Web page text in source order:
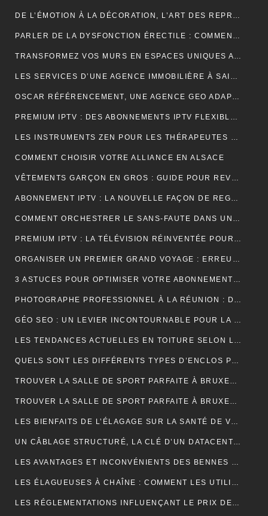
DE L’ÉMOTION À LA DÉCORATION, L’ART DES REPRODUCTIONS QUI DONNENT VIE À VOS MURS
PARLER DE LA DYSFONCTION ÉRECTILE : COMMENT BRISER LE TABOU ?
TRANSFORMEZ VOS MURS EN ESPACES UNIQUES AVEC UN STICKERS PERSONNALISÉ C-STICKERS
LES SERVICES D’UNE AGENCE IMMOBILIÈRE À SAINT-CYR-SUR-MER EXPLIQUÉS EN DÉTAIL
OSCAR RÉFÉRENCEMENT, UNE AGENCE GEO ADAPTÉE AUX MOTEURS GÉNÉRATIFS
PREMIUM IPTV : DES ABONNEMENTS IPTV FLEXIBLES, STABLES ET COMPLETS
LES INSTRUMENTS ZEN POUR LES THÉRAPEUTES ET PRATIQUANTS DE YOGA
COMMENT CHOISIR VOTRE ALLIANCE EN ALSACE
VÊTEMENTS GARÇON EN GROS : GUIDE POUR REVENDEURS ET MAGASINS
ABONNEMENT IPTV : LA NOUVELLE FAÇON DE REGARDER LA TÉLÉVISION
COMMENT ORCHESTRER LE SANS-FAUTE DANS UNE LOCATION SAISONNIÈRE ?
PREMIUM IPTV : LA TÉLÉVISION RÉINVENTÉE POUR UNE EXPÉRIENCE SUR MESURE
ORGANISER UN PREMIER GRAND VOYAGE : ERREURS À ÉVITER
3 ASTUCES POUR OPTIMISER VOTRE ABONNEMENT IPTV PREMIUM EN FRANCE
PHOTOGRAPHE PROFESSIONNEL À LA RÉUNION : DÉCOUVREZ L’EXPÉRIENCE UNIQUE D’UNE SÉANCE PHOTO EN STUDIO
GÉO SEO : UN LEVIER INCONTOURNABLE POUR LA VISIBILITÉ LOCALE
LES TENDANCES ACTUELLES EN TOITURE SELON LES COUVREURS EXPÉRIMENTÉS
QUELS SONT LES DIFFÉRENTS TYPES D’ENCLOS POUR ANIMAUX ?
TROUVER LA SALLE DE SPORT PARFAITE À BRUXELLES : BIEN PLUS QU’UNE QUESTION D’ADRESSE
TROUVER LA SALLE DE SPORT PARFAITE À BRUXELLES : BIEN PLUS QU’UNE QUESTION D’ADRESSE
LES BIENFAITS DE L’ÉLAGAGE SUR LA SANTÉ DE VOS ARBRES
UN CÂBLAGE STRUCTURÉ, LA CLÉ D’UN DATACENTER MAINTENABLE
LES AVANTAGES ET INCONVÉNIENTS DES BENNES DE LOCATION À PRIX RÉDUIT
LES ÉLAGUEUSES À CHAÎNE : COMMENT LES UTILISER EFFICACEMENT
LES RÉGLEMENTATIONS INFLUENÇANT LE PRIX DES DÉCHARGES DE BENNE